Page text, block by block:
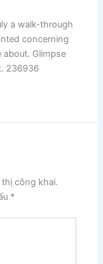
a walk-through
concerning
Glimpse
236936
công khai.
*